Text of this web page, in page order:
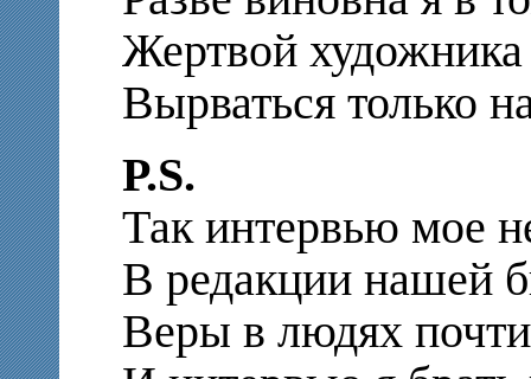
Жертвой художника
Вырваться только
P.S.
Так интервью мое
В редакции нашей
Веры в людях